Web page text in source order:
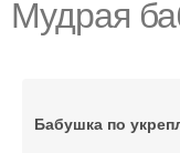
Мудрая
Бабушка по